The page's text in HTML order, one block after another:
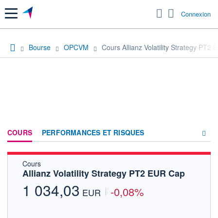
Menu Connexion
Bourse OPCVM Cours Allianz Volatility Strategy PT2
COURS PERFORMANCES ET RISQUES
FORUM
Cours
Allianz Volatility Strategy PT2 EUR Cap
1 034,03 EUR -0,08%